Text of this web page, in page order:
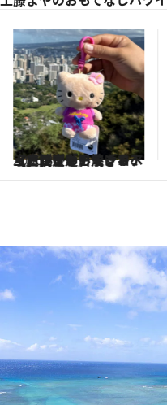
2026.8.6
【ハワイ通も驚くレア土産】ダイヤモンドヘッド限定「日焼けキティ」がかわいすぎる！ 《日焼けポチャッコ、ぐでたまも》